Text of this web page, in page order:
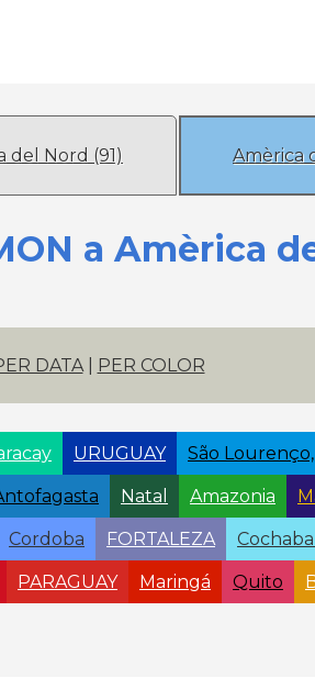
del Nord (91) Amèrica
a Amèrica
DATA| PER COLOR
URUGUAY São
Natal Amazonia
Cordoba FORTALEZA
PARAGUAY Maringá Quito